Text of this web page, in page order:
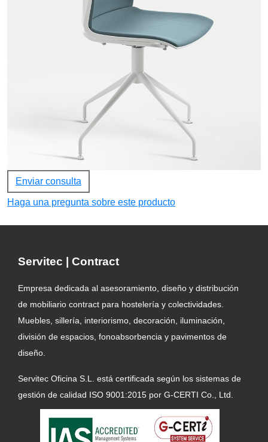
Enviar consulta
Haga una pregunta sobre este producto
Servitec | Contract
Empresa dedicada al asesoramiento, diseño y distribución
de mobiliario contract para hostelería y colectividades.
Muebles, sillería, interiorismo, decoración, iluminación,
división de espacios, fonoabsorbencia y pavimentos de
diseño.
Servitec Oficina S.L. está certificada según los sistemas de
gestión de calidad ISO 9001:2015 por G-CERTI Co., Ltd.